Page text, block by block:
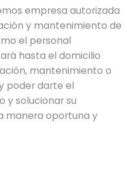
empresa autorizada
y mantenimiento de
el personal
hasta el domicilio
mantenimiento o
poder darte el
y solucionar su
manera oportuna y